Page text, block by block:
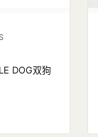
DOG双狗